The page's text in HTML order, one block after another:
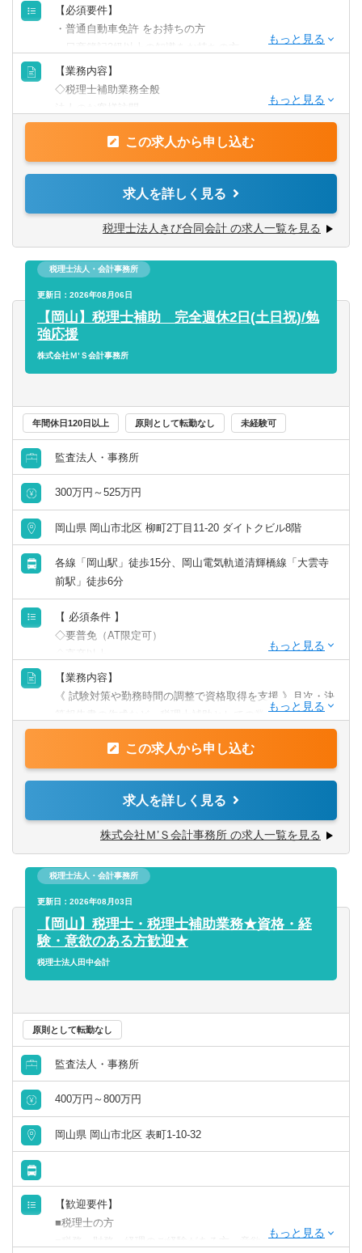
育休取得時や取得後の復帰時などトータルにサポートして
います◎
【必須要件】
・普通自動車免許 をお持ちの方
【歓迎要件】
・銀行や信用金庫の出身の方
・お客様に貢献できる人
・コミュニケーションスキル
・責任感のある人
・切替のできる人
【業務内容】
◇税理士補助業務全般
入力補助からスタートしていただきます。
業務に慣れてきたらゆくゆくは担当者になっていただきま
【特徴】
・自計化9割
・岡山県内の企業や個人のお客様を中心に約200社・100名
の方のご支援をしております。
・創業四半世紀以上の信頼と実績
税務調査は税務署出身の税理士が対応に当たります。もち
ろんスタッフも調査対応に加わり現場での対応を補助しま
す。
・相続税の申告に力をいれています
・士業のネットワークで税務以外の問題にも対応していま
・異業種交流会
すい環境を整えています。
・新しい挑戦をサポートします
税理士およびスタッフは、新しいことに挑戦するお客様を
お客様に貢献したいという情熱を持って仕事に取り組んで
います！
この求人から申し込む
求人を詳しく見る
税理士法人きび合同会計 の求人一覧を見る
税理士法人・会計事務所
更新日：2026年08月06日
【岡山】税理士補助 完全週休2日(土日祝)/勉
強応援
株式会社Ｍ’Ｓ会計事務所
年間休日120日以上 原則として転勤なし 未経験可
監査法人・事務所
300万円～525万円
岡山県 岡山市北区 柳町2丁目11-20 ダイトクビル8階
各線「岡山駅」徒歩15分、岡山電気軌道清輝橋線「大雲寺
前駅」徒歩6分
【 必須条件 】
◇要普免（AT限定可）
◇税理士事務所や会計事務所での実務経験をお持ちの方
◇簿記2級以上
◇実務経験3年以上
【 こんな方にピッタリ 】
◇働きながら税理士を目指したい
◇私生活と両立できる職場で働きたい
◇黙々こなす仕事が苦にならない
◇臨機応変に仕事をこなしたい
家庭との両立を叶えている社員がたくさん！
働き方の相談にも柔軟に応じます。
【業務内容】
《 試験対策や勤務時間の調整で資格取得を支援 》月次・決
算報告書の作成など、税理士補助としての業務全般をお任
せします
◇帳簿作成／データ入力・チェック
◇月次・決算報告書の作成
▼その他 経営サポート
◇経営計画策定／予算・実績管理
⇒いきなりすべてをお任せはしません。
スキルに応じて徐々に幅を広げていきます。
【特徴】
◇基本「定時退社」
家族との団らんも、自分の趣味の時間もしっかり確保でき
るので定着率もバツグンです。
長く働くためにはプライベートの両立は必須。
補助業務をしながら税理士を目指す方は試験日程に合わせ
積極的に学ぶ意欲があれば全力で支援します。
従業員数は7名
若手からベテランまで幅広い世代が活躍しています！
この求人から申し込む
求人を詳しく見る
株式会社Ｍ’Ｓ会計事務所 の求人一覧を見る
税理士法人・会計事務所
更新日：2026年08月03日
【岡山】税理士・税理士補助業務★資格・経
験・意欲のある方歓迎★
税理士法人田中会計
原則として転勤なし
監査法人・事務所
400万円～800万円
岡山県 岡山市北区 表町1-10-32
【歓迎要件】
■税理士の方
■税務・財務・経理のご経験がある方、意欲のある方